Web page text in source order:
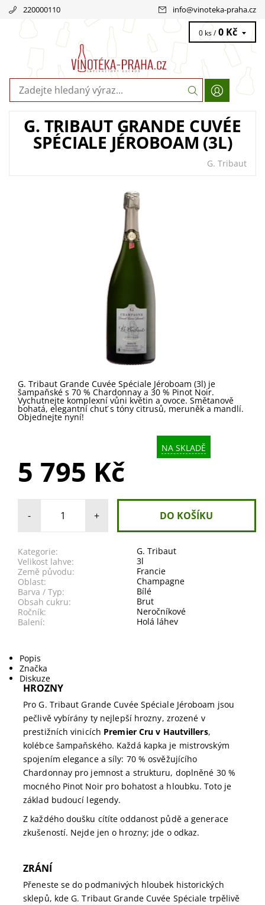
220000110 info@vinoteka-praha.cz
0 ks / 0 Kč
G. TRIBAUT GRANDE CUVÉE
SPÉCIALE JÉROBOAM (3L)
G. Tribaut
G. Tribaut Grande Cuvée Spéciale Jéroboam (3l) je
šampaňské s 70 % Chardonnay a 30 % Pinot Noir.
Vychutnejte komplexní vůni květin a ovoce. Smětanově
bohatá, elegantní chuť s tóny citrusů, meruněk a mandlí.
Objednejte nyní!
NA SKLADĚ
5 795 Kč
- +
Kategorie:
G. Tribaut
Velikost lahve:
3l
Země původu:
Francie
Oblast:
Champagne
Barva / Typ:
Bílé
Obsah cukru:
Brut
Ročník:
Neročníkové
Balení:
Holá láhev
Popis
Značka
Diskuze
HROZNY
Pro G. Tribaut Grande Cuvée Spéciale Jéroboam jsou
pečlivě vybírány ty nejlepší hrozny, zrozené v
prestižních vinicích Premier Cru v Hautvillers,
kolébce šampaňského. Každá kapka je mistrovským
spojením elegance a síly: 70 % osvěžujícího
Chardonnay pro jemnost a strukturu, doplněné 30 %
mocného Pinot Noir pro bohatost a hloubku. Toto je
základ budoucí legendy.
Z každého doušku cítíte oddanost půdě a generace
zkušeností. Nejde jen o hrozny; jde o odkaz.
ZRÁNÍ
Přeneste se do podmanivých hloubek historických
sklepů, kde G. Tribaut Grande Cuvée Spéciale trpělivě